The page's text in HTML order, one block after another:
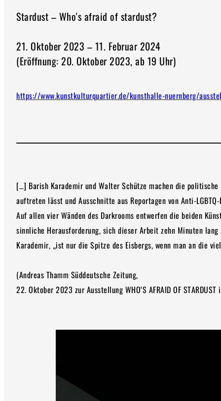
Stardust – Who's afraid of stardust?
21. Oktober 2023 – 11. Februar 2024
(Eröffnung: 20. Oktober 2023, ab 19 Uhr)
https://www.kunstkulturquartier.de/kunsthalle-nuernberg/
[…] Barish Karademir und Walter Schütze machen die
auftreten lässt und Ausschnitte aus Reportagen von Anti-
Auf allen vier Wänden des Darkrooms entwerfen die beiden
sinnliche Herausforderung, sich dieser Arbeit zehn Minuten
Karademir, „ist nur die Spitze des Eisbergs, wenn man an die
(Andreas Thamm Süddeutsche Zeitung,
22. Oktober 2023 zur Ausstellung WHO‘S AFRAID OF